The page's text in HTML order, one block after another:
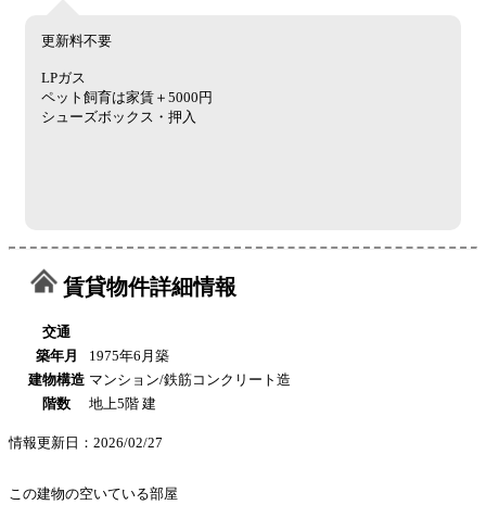
更新料不要
LPガス
ペット飼育は家賃＋5000円
シューズボックス・押入
賃貸物件詳細情報
交通
築年月
1975年6月築
建物構造 マンション/鉄筋コンクリート造
階数
地上5階 建
情報更新日：2026/02/27
この建物の空いている部屋